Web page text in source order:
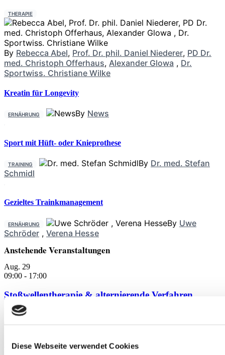
Diese Webseite verwendet Cookies
THERAPIE
By Rebecca Abel, Prof. Dr. phil. Daniel Niederer, PD Dr.
med. Christoph Offerhaus, Alexander Glowa , Dr.
Sportwiss. Christiane Wilke
Kreatin für Longevity
ERNÄHRUNG By News
Sport mit Hüft- oder Knieprothese
TRAINING By Dr. med. Stefan
Schmidl
Gezieltes Trainkmanagement
ERNÄHRUNG By Uwe
Schröder , Verena Hesse
Anstehende Veranstaltungen
Aug. 29
09:00 - 17:00
Stoßwellentherapie & alternierende Verfahren
Sep.19
Stoßwellentherapie & alternierende Verfahren